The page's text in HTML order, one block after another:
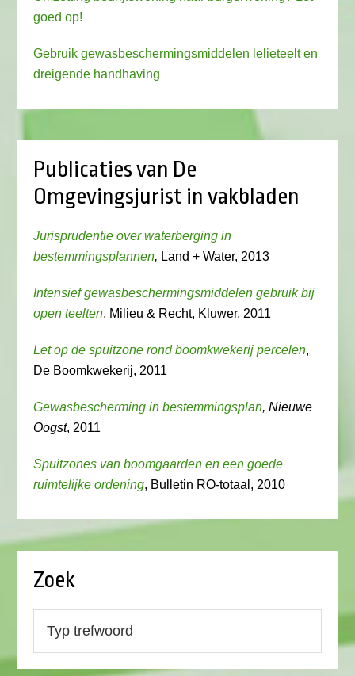
goed op!
Gebruik gewasbeschermingsmiddelen lelieteelt en
dreigende handhaving
Publicaties van De
Omgevingsjurist in vakbladen
Jurisprudentie over waterberging in
bestemmingsplannen, Land + Water, 2013
Intensief gewasbeschermingsmiddelen gebruik bij
open teelten, Milieu & Recht, Kluwer, 2011
Let op de spuitzone rond boomkwekerij percelen,
De Boomkwekerij, 2011
Gewasbescherming in bestemmingsplan, Nieuwe
Oogst, 2011
Spuitzones van boomgaarden en een goede
ruimtelijke ordening, Bulletin RO-totaal, 2010
Zoek